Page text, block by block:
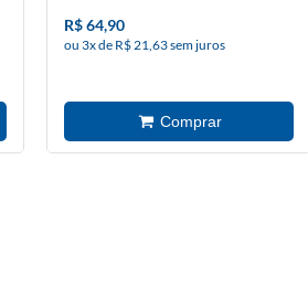
R$ 64,90
ou 3x de R$ 21,63 sem juros